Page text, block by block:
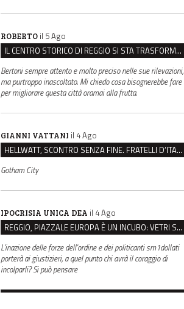
ROBERTO il 5 Ago
IL CENTRO STORICO DI REGGIO SI STA TRASFORMANDO, E NON IN MEGLIO
Bertoni sempre attento e molto preciso nelle sue rilevazioni,
ma purtroppo inascoltato. Mi chiedo cosa bisognerebbe fare
per migliorare questa città oramai alla frutta.
GIANNI VATTANI il 4 Ago
HELLWATT, SCONTRO SENZA FINE. FRATELLI D’ITALIA: “MILANI PORTA DOCUMENTI, DE FRANCO INSULTI”
Gotham City
IPOCRISIA UNICA DEA il 4 Ago
REGGIO, PIAZZALE EUROPA È UN INCUBO: VETRI SPACCATI E FURTI SULLE AUTO IN SOSTA
L'inazione delle forze dell'ordine e dei politicanti sm1dollati
porterà ai giustizieri, a quel punto chi avrà il coraggio di
incolparli? Si può pensare